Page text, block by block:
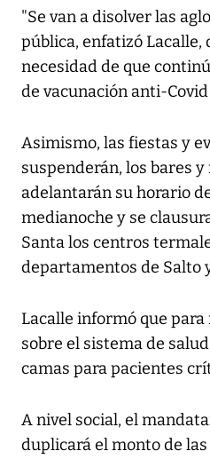
"Se van a disolver las
pública, enfatizó Lacalle,
necesidad de que
de vacunación anti-
Asimismo, las fiestas y
suspenderán, los bares
adelantarán su horario
medianoche y se
Santa los centros
departamentos de Salto
Lacalle informó que
sobre el sistema de
camas para pacientes
A nivel social, el
duplicará el monto de